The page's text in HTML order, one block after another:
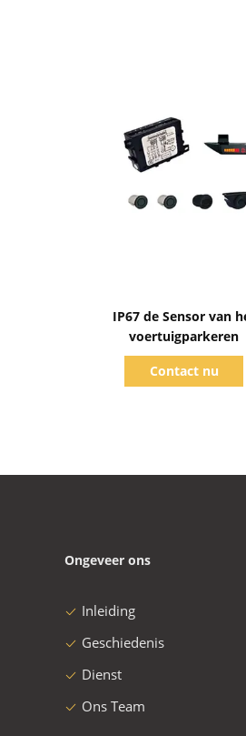
IP67 de Sensor van
voertuigparkeren
Contact nu
Ongeveer ons
Inleiding
Geschiedenis
Dienst
Ons Team